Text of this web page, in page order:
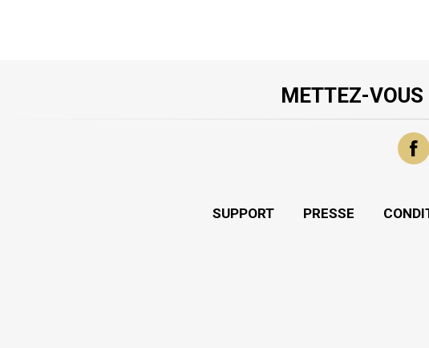
METTEZ-VOUS
SUPPORT PRESSE